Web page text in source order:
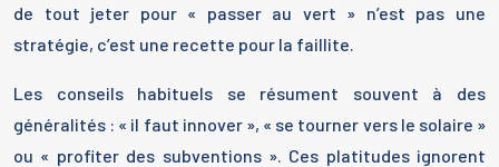
de tout jeter pour « passer au vert » n’est pas une
stratégie, c’est une recette pour la faillite.
Les conseils habituels se résument souvent à des
généralités : « il faut innover », « se tourner vers le solaire »
ou « profiter des subventions ». Ces platitudes ignorent